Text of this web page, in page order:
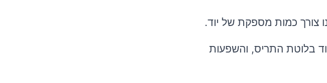
צורך כמות מספקת של יוד.
בלוטת התריס, והשפעות